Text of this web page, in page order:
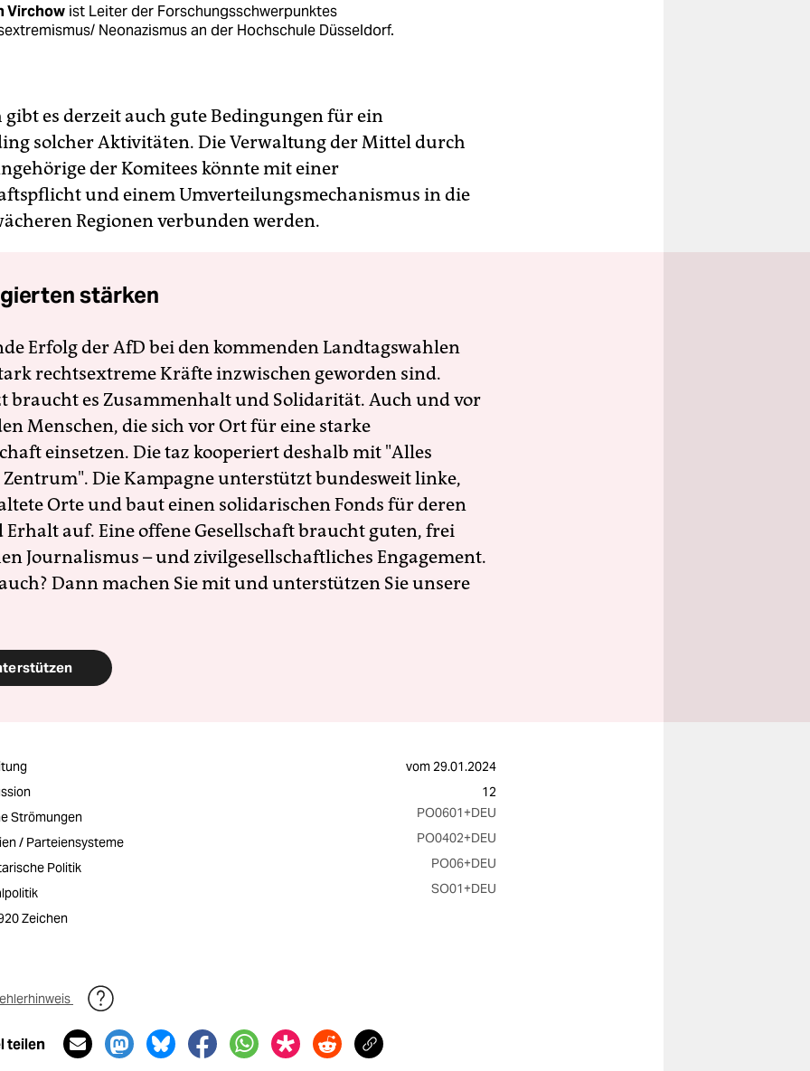
Virchow ist Leiter der Forschungsschwerpunktes
Neonazismus an der Hochschule Düsseldorf.
es derzeit auch gute Bedingungen für ein
solcher Aktivitäten. Die Verwaltung der Mittel durch
der Komitees könnte mit einer
und einem Umverteilungsmechanismus in die
Regionen verbunden werden.
stärken
Erfolg der AfD bei den kommenden Landtagswahlen
rechtsextreme Kräfte inzwischen geworden sind.
braucht es Zusammenhalt und Solidarität. Auch und vor
Menschen, die sich vor Ort für eine starke
einsetzen. Die taz kooperiert deshalb mit "Alles
Die Kampagne unterstützt bundesweit linke,
Orte und baut einen solidarischen Fonds für deren
Erhalt auf. Eine offene Gesellschaft braucht guten, frei
Journalismus – und zivilgesellschaftliches Engagement.
Dann machen Sie mit und unterstützen Sie unsere
vom29.01.2024
12
Strömungen
PO0601+DEU
/ Parteiensysteme
PO0402+DEU
Politik
PO06+DEU
SO01+DEU
Zeichen
teilen